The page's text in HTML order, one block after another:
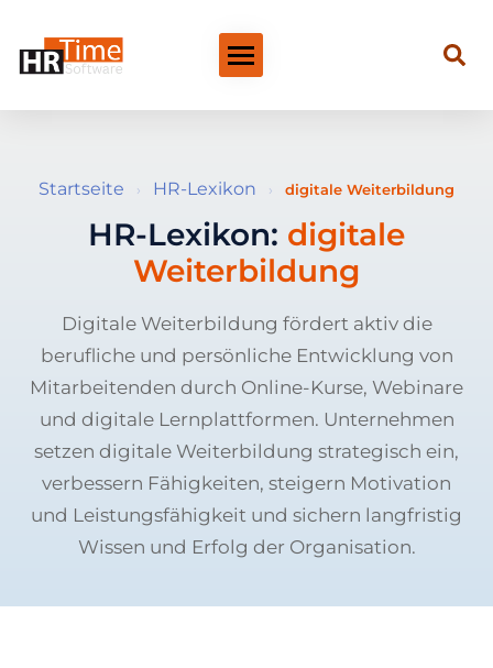
Startseite › HR-Lexikon › digitale Weiterbildung
HR-Lexikon: digitale
Weiterbildung
Digitale Weiterbildung fördert aktiv die
berufliche und persönliche Entwicklung von
Mitarbeitenden durch Online-Kurse, Webinare
und digitale Lernplattformen. Unternehmen
setzen digitale Weiterbildung strategisch ein,
verbessern Fähigkeiten, steigern Motivation
und Leistungsfähigkeit und sichern langfristig
Wissen und Erfolg der Organisation.